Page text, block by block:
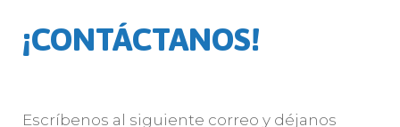
¡CONTÁCTANOS!
Escríbenos al siguiente correo y déjanos